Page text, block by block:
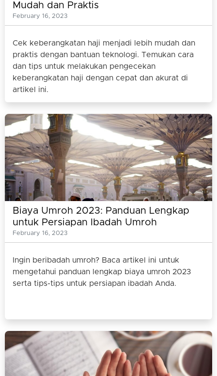
Mudah dan Praktis
February 16, 2023
Cek keberangkatan haji menjadi lebih mudah dan
praktis dengan bantuan teknologi. Temukan cara
dan tips untuk melakukan pengecekan
keberangkatan haji dengan cepat dan akurat di
artikel ini.
Biaya Umroh 2023: Panduan Lengkap
untuk Persiapan Ibadah Umroh
February 16, 2023
Ingin beribadah umroh? Baca artikel ini untuk
mengetahui panduan lengkap biaya umroh 2023
serta tips-tips untuk persiapan ibadah Anda.